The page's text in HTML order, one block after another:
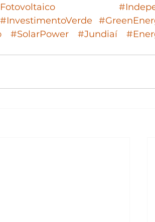
#InvestimentoVerde
#SolarPower #Jundiaí